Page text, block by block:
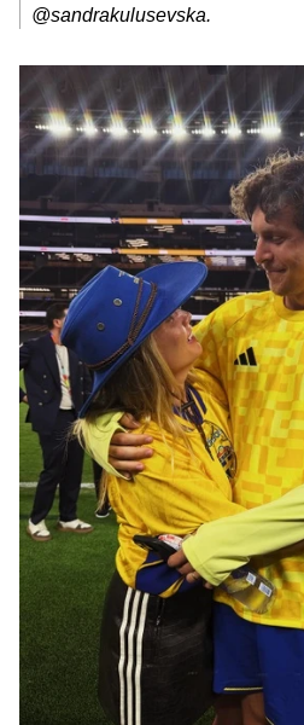
@sandrakulusevska.